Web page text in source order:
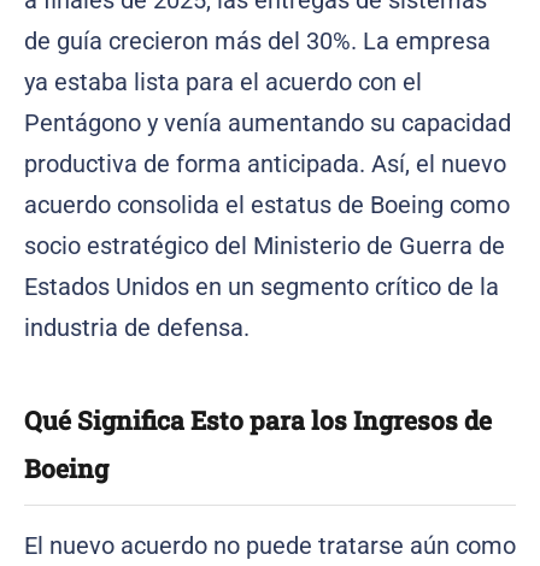
de guía crecieron más del 30%. La empresa
ya estaba lista para el acuerdo con el
Pentágono y venía aumentando su capacidad
productiva de forma anticipada. Así, el nuevo
acuerdo consolida el estatus de Boeing como
socio estratégico del Ministerio de Guerra de
Estados Unidos en un segmento crítico de la
industria de defensa.
Qué Significa Esto para los Ingresos de
Boeing
El nuevo acuerdo no puede tratarse aún como